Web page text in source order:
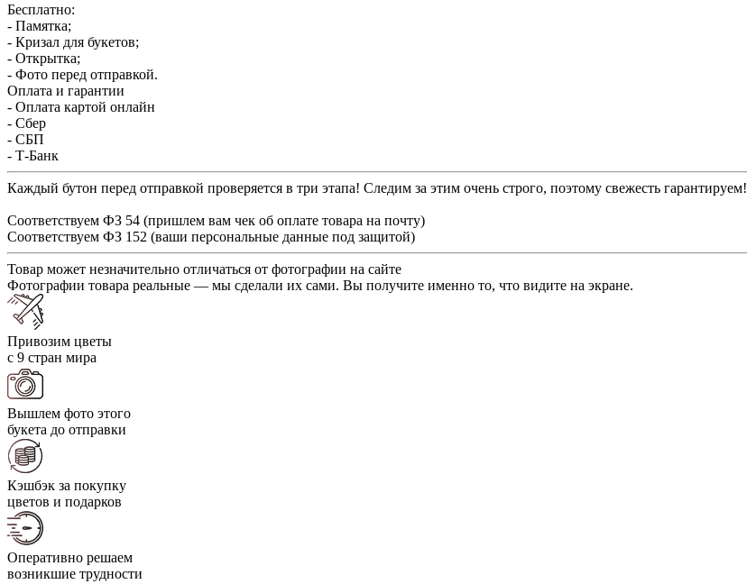
Бесплатно:
- Памятка;
- Кризал для букетов;
- Открытка;
- Фото перед отправкой.
Оплата и гарантии
- Оплата картой онлайн
- Сбер
- СБП
- Т-Банк
Каждый бутон перед отправкой проверяется в три этапа! Следим за этим очень строго, поэтому свежесть гарантируем!
Соответствуем ФЗ 54 (пришлем вам чек об оплате товара на почту)
Соответствуем ФЗ 152 (ваши персональные данные под защитой)
Товар может незначительно отличаться от фотографии на сайте
Фотографии товара реальные — мы сделали их сами. Вы получите именно то, что видите на экране.
Привозим цветы
с 9 стран мира
Вышлем фото этого
букета до отправки
Кэшбэк за покупку
цветов и подарков
Оперативно решаем
возникшие трудности